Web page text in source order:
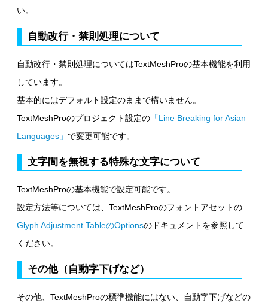
い。
自動改行・禁則処理について
自動改行・禁則処理についてはTextMeshProの基本機能を利用
しています。
基本的にはデフォルト設定のままで構いません。
TextMeshProのプロジェクト設定の 「Line Breaking for Asian
Languages」 で変更可能です。
文字間を無視する特殊な文字について
TextMeshProの基本機能で設定可能です。
設定方法等については、TextMeshProのフォントアセットの
Glyph Adjustment TableのOptionsのドキュメントを参照して
ください。
その他（自動字下げなど）
その他、TextMeshProの標準機能にはない、自動字下げなどの